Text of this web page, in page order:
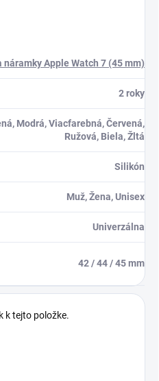
náramky Apple Watch 7 (45 mm)
2 roky
Modrá, Viacfarebná, Červená,
Ružová, Biela, Žltá
Silikón
Muž, Žena, Unisex
Univerzálna
42 / 44 / 45 mm
k tejto položke.